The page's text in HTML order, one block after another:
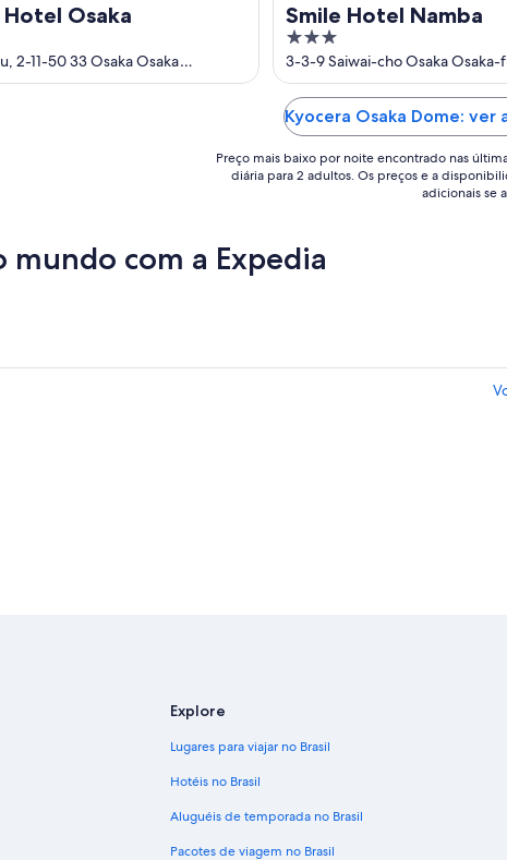
Osaka
2-11-50 33 Osaka Osaka
Smile Hotel Namba
3
out
of
5
3-3-9 Saiwai-cho Osaka Osaka-
Kyocera Osaka Dome:
Preço mais baixo por noite encontrado nas
diária para 2 adultos. Os preços e a
adicionais se
mundo com a Expedia
Explore
Lugares para viajar no Brasil
Hotéis no Brasil
Aluguéis de temporada no Brasil
Pacotes de viagem no Brasil